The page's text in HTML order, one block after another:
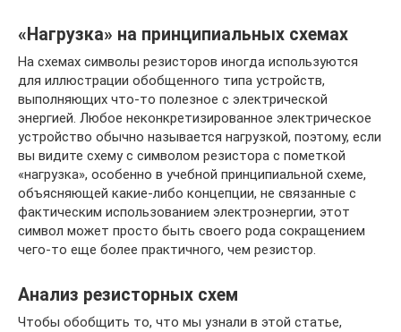
«Нагрузка» на принципиальных схемах
На схемах символы резисторов иногда используются
для иллюстрации обобщенного типа устройств,
выполняющих что-то полезное с электрической
энергией. Любое неконкретизированное электрическое
устройство обычно называется нагрузкой, поэтому, если
вы видите схему с символом резистора с пометкой
«нагрузка», особенно в учебной принципиальной схеме,
объясняющей какие-либо концепции, не связанные с
фактическим использованием электроэнергии, этот
символ может просто быть своего рода сокращением
чего-то еще более практичного, чем резистор.
Анализ резисторных схем
Чтобы обобщить то, что мы узнали в этой статье,